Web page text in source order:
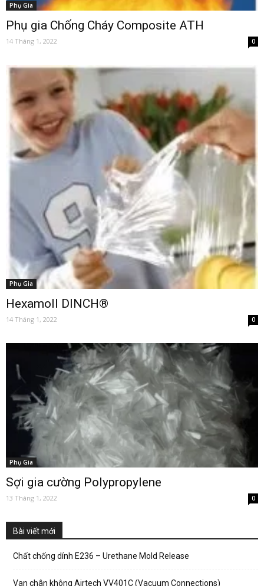
Phụ Gia
Phụ gia Chống Cháy Composite ATH
14 Tháng 1, 2022 0
Phụ Gia
Hexamoll DINCH®
14 Tháng 1, 2022 0
Phụ Gia
Sợi gia cường Polypropylene
13 Tháng 1, 2022 0
Bài viết mới
Chất chống dính E236 – Urethane Mold Release
Van chân không Airtech VV401C (Vacuum Connections)